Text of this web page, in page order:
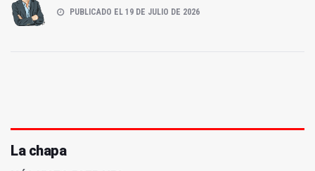
PUBLICADO EL 19 DE JULIO DE 2026
La chapa